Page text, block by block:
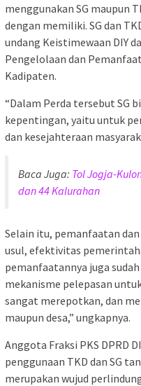
menggunakan SG maupun
dengan memiliki. SG dan
undang Keistimewaan DIY
Pengelolaan dan
Kadipaten.
“Dalam Perda tersebut SG
kepentingan, yaitu untuk
dan kesejahteraan
Baca Juga: Tol Jogja-
dan 44 Kalurahan
Selain itu, pemanfaatan
usul, efektivitas
pemanfaatannya juga
mekanisme pelepasan
sangat merepotkan, dan
maupun desa,” ungkapnya.
Anggota Fraksi PKS DPRD
penggunaan TKD dan SG
merupakan wujud